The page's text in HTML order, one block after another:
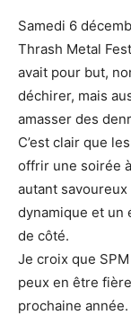
Samedi 6
Thrash Metal
avait pour but,
déchirer, mais
amasser des
C’est clair que
offrir une soirée
autant savoureux
dynamique et un
de côté.
Je croix que
peux en être
prochaine année.